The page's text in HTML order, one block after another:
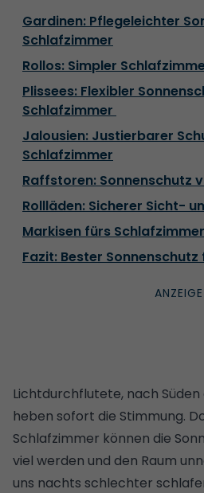
Gardinen: Pflegeleichter
Schlafzimmer
Rollos: Simpler
Plissees: Flexibler
Schlafzimmer
Jalousien: Justierbarer
Schlafzimmer
Raffstoren: Sonnenschutz
Rollläden: Sicherer Sicht-
Markisen fürs
Fazit: Bester
Lichtdurchflutete, nach
heben sofort die Stimmung.
Schlafzimmer können die
viel werden und den Raum
uns nachts schlechter